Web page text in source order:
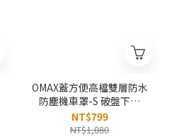
OMAX蓋方便高檔雙層防水
防塵機車罩-S 破盤下殺
OMAX歐妹思購物網
NT$799
NT$1,080